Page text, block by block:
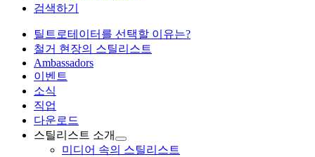
검색하기
틸트로테이터를 선택할 이유는?
철거 현장의 스틸리스트
Ambassadors
이벤트
소식
직업
다운로드
스틸리스트 소개
미디어 속의 스틸리스트